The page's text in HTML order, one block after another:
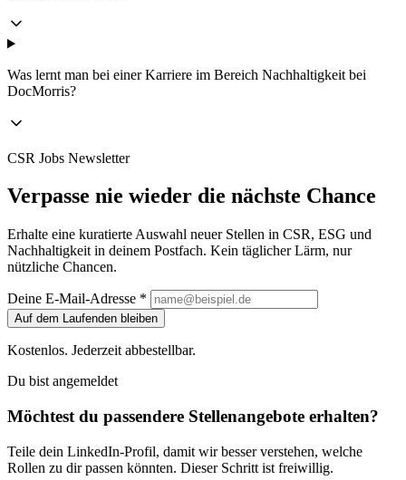
Was lernt man bei einer Karriere im Bereich Nachhaltigkeit bei
DocMorris?
CSR Jobs Newsletter
Verpasse nie wieder die nächste Chance
Erhalte eine kuratierte Auswahl neuer Stellen in CSR, ESG und
Nachhaltigkeit in deinem Postfach. Kein täglicher Lärm, nur
nützliche Chancen.
Deine E-Mail-Adresse *
Auf dem Laufenden bleiben
Kostenlos. Jederzeit abbestellbar.
Du bist angemeldet
Möchtest du passendere Stellenangebote erhalten?
Teile dein LinkedIn-Profil, damit wir besser verstehen, welche
Rollen zu dir passen könnten. Dieser Schritt ist freiwillig.